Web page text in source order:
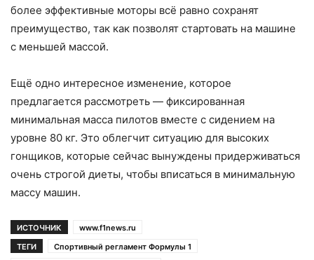
более эффективные моторы всё равно сохранят
преимущество, так как позволят стартовать на машине
с меньшей массой.
Ещё одно интересное изменение, которое
предлагается рассмотреть — фиксированная
минимальная масса пилотов вместе с сидением на
уровне 80 кг. Это облегчит ситуацию для высоких
гонщиков, которые сейчас вынуждены придерживаться
очень строгой диеты, чтобы вписаться в минимальную
массу машин.
ИСТОЧНИК
www.f1news.ru
ТЕГИ
Спортивный регламент Формулы 1